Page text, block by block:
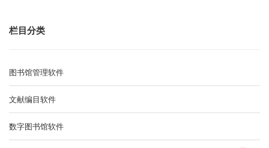
栏目分类
图书馆管理软件
文献编目软件
数字图书馆软件